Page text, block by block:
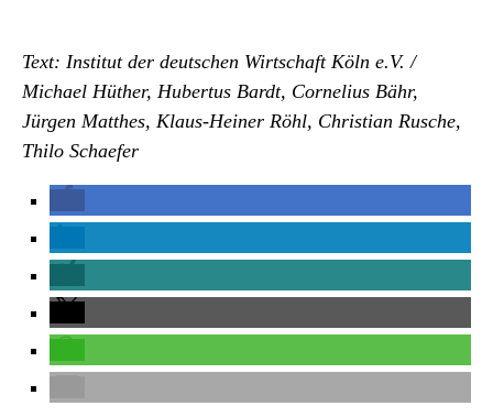
Text: Institut der deutschen Wirtschaft Köln e.V. /
Michael Hüther, Hubertus Bardt, Cornelius Bähr,
Jürgen Matthes, Klaus-Heiner Röhl, Christian Rusche,
Thilo Schaefer